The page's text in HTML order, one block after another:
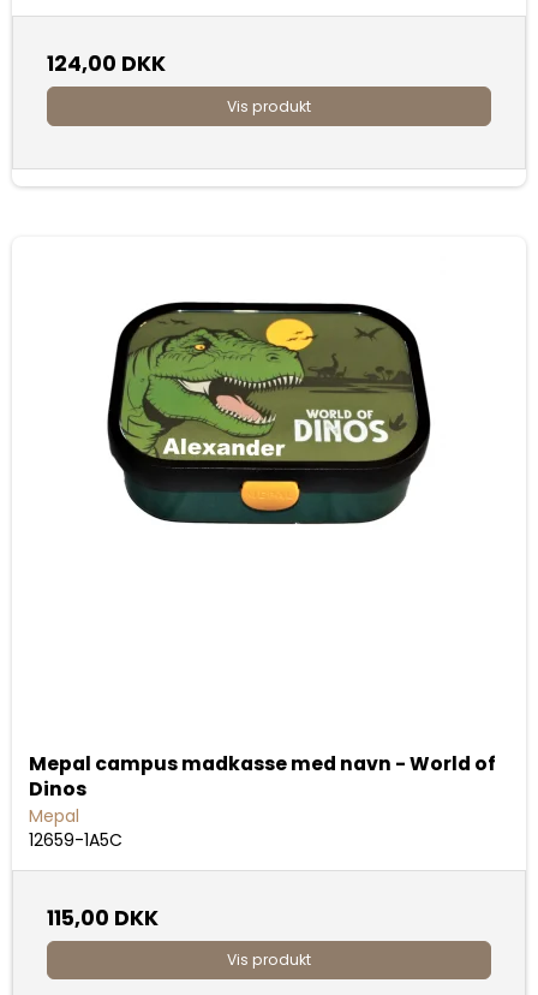
124,00 DKK
Vis produkt
Mepal campus madkasse med navn - World of
Dinos
Mepal
12659-1A5C
115,00 DKK
Vis produkt